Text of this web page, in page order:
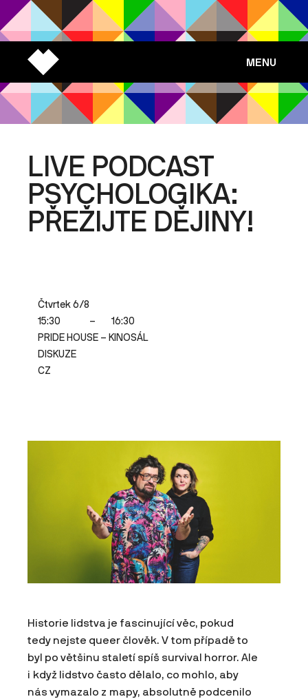
MENU
LIVE PODCAST
PSYCHOLOGIKA:
PŘEŽIJTE DĚJINY!
Čtvrtek 6/8
15:30
–
16:30
PRIDE HOUSE – KINOSÁL
DISKUZE
CZ
Historie lidstva je fascinující věc, pokud
tedy nejste queer člověk. V tom případě to
byl po většinu staletí spíš survival horror. Ale
i když lidstvo často dělalo, co mohlo, aby
nás vymazalo z mapy, absolutně podcenilo